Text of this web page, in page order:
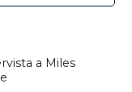
a Miles